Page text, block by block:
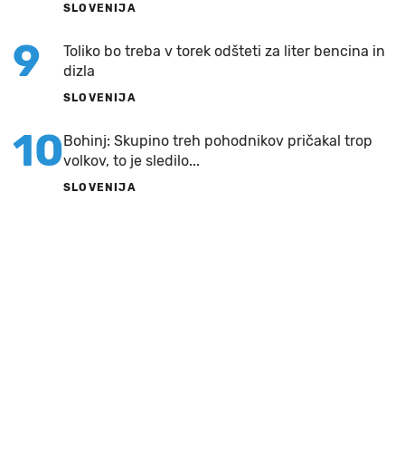
SLOVENIJA
9
Toliko bo treba v torek odšteti za liter bencina in
dizla
SLOVENIJA
10Bohinj: Skupino treh pohodnikov pričakal trop
volkov, to je sledilo...
SLOVENIJA